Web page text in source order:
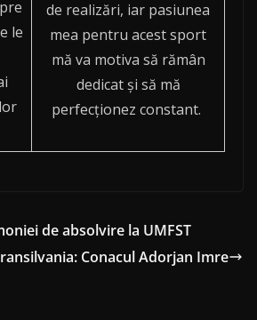
le
de realizări, iar pasiunea
mea pentru acest sport
mă va motiva să rămân
dedicat și să mă
perfecționez constant.
de absolvire la UMFST
Conacul Adorjan Imre